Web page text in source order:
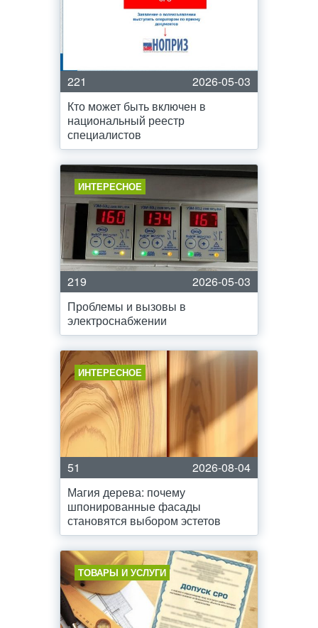
221
2026-05-03
Кто может быть включен в
национальный реестр
специалистов
ИНТЕРЕСНОЕ
219
2026-05-03
Проблемы и вызовы в
электроснабжении
ИНТЕРЕСНОЕ
51
2026-08-04
Магия дерева: почему
шпонированные фасады
становятся выбором эстетов
ТОВАРЫ И УСЛУГИ